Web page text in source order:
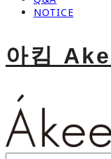
NOTICE
아킴